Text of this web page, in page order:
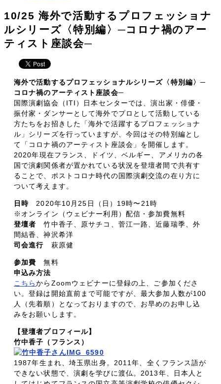
10/25 海外で活動するプロフェッショナ
ルシリーズ〈特別編〉─コロナ禍のアー
ティスト座談会─
海外で活動するプロフェッショナルシリーズ〈特別編〉─
コロナ禍のアーティスト座談会─
国際演劇協会（ITI）日本センターでは、演出家・俳優・
振付家・ダンサーとして海外でプロとして活動している
方たちをお招きした「海外で活躍するプロフェッショナ
ル」シリーズを行っていますが、今回はその特別編とし
て「コロナ禍のアーティスト座談会」を開催します。
2020年現在フランス、ドイツ、ベルギー、アメリカの各
国で演劇関係者が置かれている状況を登壇者間で共有す
ることで、ポストコロナ時代の国際演劇交流の在り方に
ついて考えます。
日時2020年10月25日（日）19時〜21時
※オンライン（ウェビナー利用）配信・参加費無料
登壇者竹中香子、原サチコ、菅江一路、近藤瑞季、外
間結香、神沢希洋
司会進行 萩原健
参加費無料
申込み方法
こちらからZoomウェビナーに登録の上、ご参加くださ
い。登録は開始直前まで可能ですが、最大参加人数が100
人（先着順）となっておりますので、お早めのお申し込
みをお願いします。
【登壇者プロフィール】
竹中香子（フランス）
1987年生まれ、埼玉県出身。2011年、全くフランス語が
できない状態で、演劇を学びに渡仏。2013年、日本人と